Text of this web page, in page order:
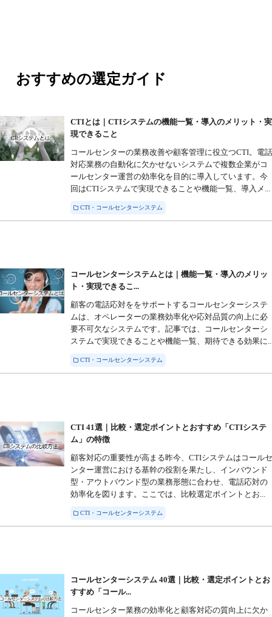
おすすめの選定ガイド
CTIとは｜CTIシステムの機能一覧・導入のメリット・実
現できること
コールセンターの業務改善や顧客管理に役立つCTI。電
対応業務の自動化に欠かせないシステムで複数企業がコ
ールセンター運営の効率化を目的に導入しています。今
回はCTIシステムで実現できることや機能一覧、導入メ...
CTI・コールセンターシステム
コールセンターシステムとは｜機能一覧・導入のメリッ
ト・実現できるこ...
顧客の電話応対ををサポートするコールセンターシステ
ムは、オペレーターの業務効率化や応対品質の向上に必
要不可欠なシステムです。記事では、コールセンターシ
ステムで実現できることや機能一覧、期待できる効果に
CTI・コールセンターシステム
CTI 41選｜比較・選定ポイントとおすすめ「CTIシステ
ム」の特徴
顧客対応の重要性が高まる昨今、CTIシステムはコール
ンター運営における基幹の役割を果たし、インバウンド
型・アウトバウンド型の業務形態に合わせ、電話応対の
効率化を図ります。ここでは、比較選定ポイントとお...
CTI・コールセンターシステム
コールセンターシステム 40選｜比較・選定ポイントとお
すすめ「コール...
コールセンター業務の効率化と顧客対応の質向上に欠か